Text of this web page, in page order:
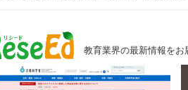
教育業界の最新情報をお